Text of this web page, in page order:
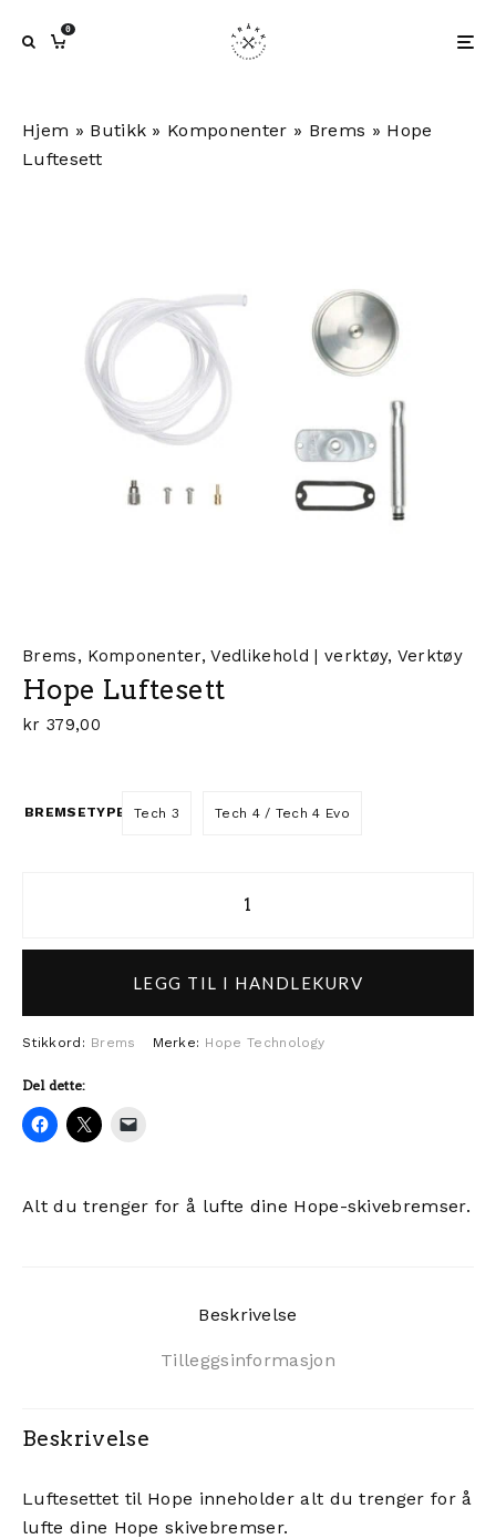
0
Hjem » Butikk » Komponenter » Brems » Hope
Luftesett
Brems, Komponenter,Vedlikehold | verktøy, Verktøy
Hope Luftesett
kr 379,00
Alt du trenger for å lufte dine Hope-skivebremser.
BREMSETYPE Tech 3 Tech 4 / Tech 4 Evo
Hope Luftesett antall
LEGG TIL I HANDLEKURV
Stikkord: Brems Merke: Hope Technology
Del dette:
Beskrivelse
Tilleggsinformasjon
Beskrivelse
Luftesettet til Hope inneholder alt du trenger for å
lufte dine Hope skivebremser.